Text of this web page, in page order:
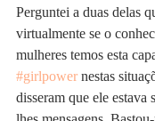
Perguntei a duas delas
virtualmente se o
mulheres temos esta
#girlpower nestas
disseram que ele estava